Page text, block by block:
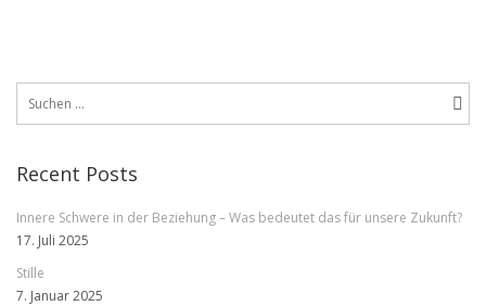
Suchen
Recent Posts
Innere Schwere in der Beziehung – Was bedeutet das für unsere Zukunft?
17. Juli 2025
Stille
7. Januar 2025